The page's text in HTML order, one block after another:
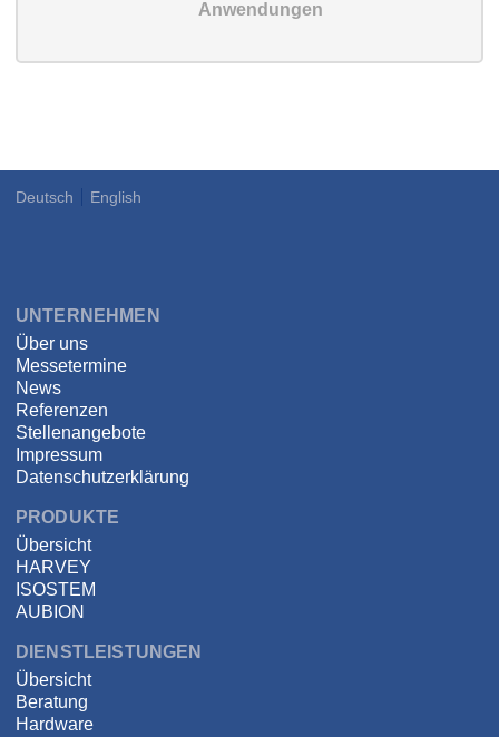
Anwendungen
Deutsch English
UNTERNEHMEN
Über uns
Messetermine
News
Referenzen
Stellenangebote
Impressum
Datenschutzerklärung
PRODUKTE
Übersicht
HARVEY
ISOSTEM
AUBION
DIENSTLEISTUNGEN
Übersicht
Beratung
Hardware